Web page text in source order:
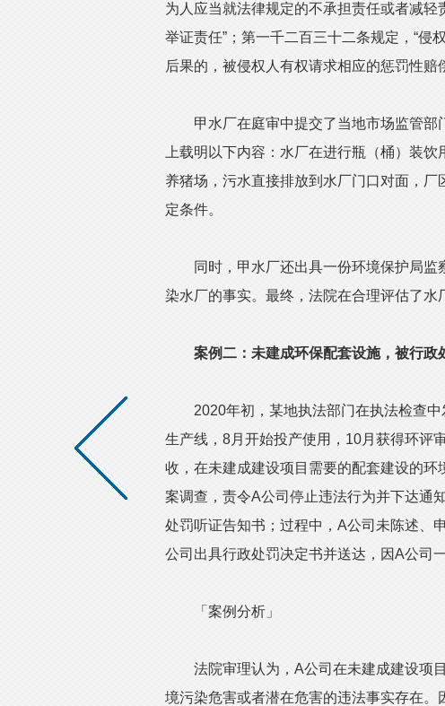
为人应当就法律规定的不承担责任或者减
举证责任”；第一千二百三十二条规定，“
后果的，被侵权人有权请求相应的惩罚性赔偿
甲水厂在庭审中提交了当地市场监管部
上载明以下内容：水厂在进行瓶（桶）装
养猪场，污水直接排放到水厂门口对面，
定条件。
同时，甲水厂还出具一份环境保护局监
染水厂的事实。最终，法院在合理评估了水
案例二：未建成环保配套设施，被行政
2020年初，某地执法部门在执法检查中
生产线，8月开始投产使用，10月获得环评
收，在未建成建设项目需要的配套建设的
案调查，责令A公司停止违法行为并下达通
处罚听证告知书；过程中，A公司未陈述、
公司出具行政处罚决定书并送达，因A公司
「案例分析」
法院审理认为，A公司在未建成建设项目
境污染危害或者潜在危害的违法事实存在